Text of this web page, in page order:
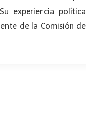
experiencia política
de la Comisión de